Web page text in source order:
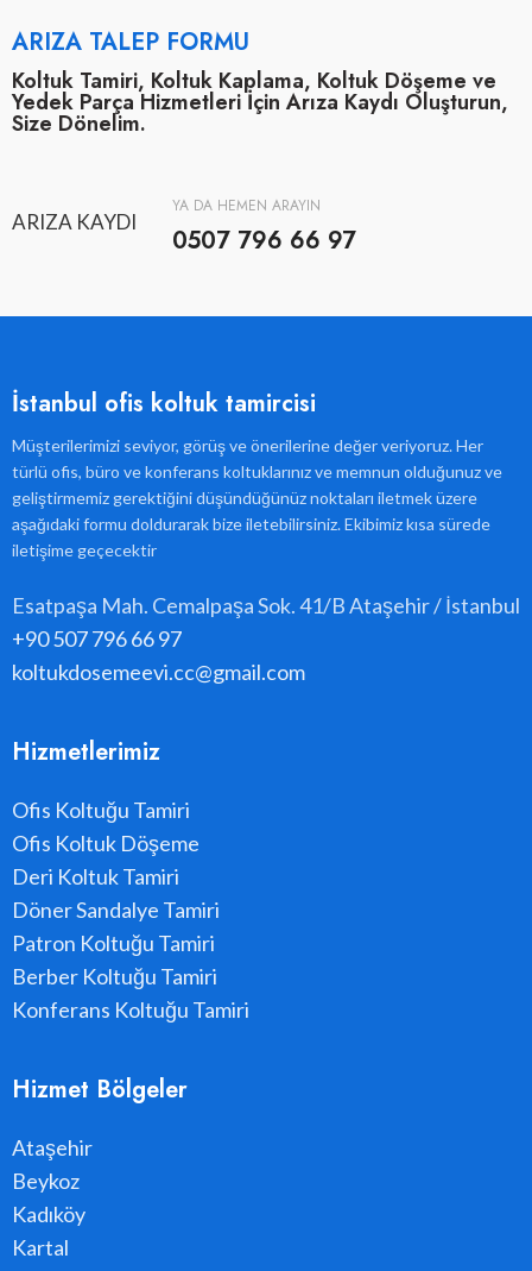
ARIZA TALEP FORMU
Koltuk Tamiri, Koltuk Kaplama, Koltuk Döşeme ve
Yedek Parça Hizmetleri İçin Arıza Kaydı Oluşturun,
Size Dönelim.
ARIZA KAYDI
YA DA HEMEN ARAYIN
0507 796 66 97
İstanbul ofis koltuk tamircisi
Müşterilerimizi seviyor, görüş ve önerilerine değer veriyoruz. Her
türlü ofis, büro ve konferans koltuklarınız ve memnun olduğunuz ve
geliştirmemiz gerektiğini düşündüğünüz noktaları iletmek üzere
aşağıdaki formu doldurarak bize iletebilirsiniz. Ekibimiz kısa sürede
iletişime geçecektir
Esatpaşa Mah. Cemalpaşa Sok. 41/B Ataşehir / İstanbul
+90 507 796 66 97
koltukdosemeevi.cc@gmail.com
Hizmetlerimiz
Ofis Koltuğu Tamiri
Ofis Koltuk Döşeme
Deri Koltuk Tamiri
Döner Sandalye Tamiri
Patron Koltuğu Tamiri
Berber Koltuğu Tamiri
Konferans Koltuğu Tamiri
Hizmet Bölgeler
Ataşehir
Beykoz
Kadıköy
Kartal